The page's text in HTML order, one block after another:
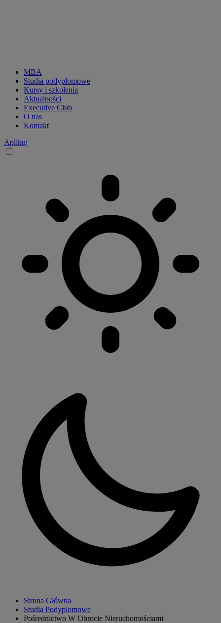
CKP
menu
main
-
desktop
MBA
Studia podyplomowe
Kursy i szkolenia
Aktualności
Executive Club
O nas
Kontakt
Aplikuj
Strona Główna
Studia Podyplomowe
Pośrednictwo W Obrocie Nieruchomościami